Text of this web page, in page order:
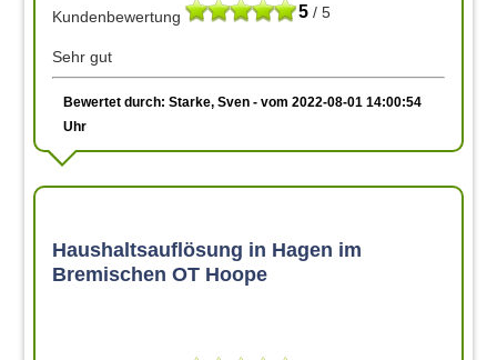
5 / 5
Kundenbewertung
Sehr gut
Bewertet durch: Starke, Sven - vom 2022-08-01 14:00:54
Uhr
Haushaltsauflösung in Hagen im
Bremischen OT Hoope